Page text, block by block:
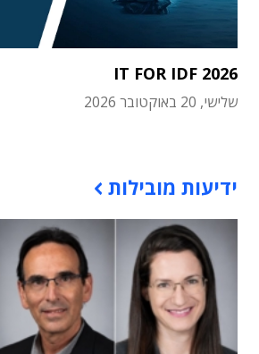
IT FOR IDF 2026
שלישי, 20 באוקטובר 2026
ידיעות מובילות